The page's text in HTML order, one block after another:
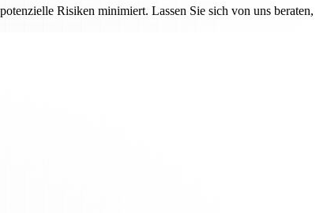
Risiken minimiert. Lassen Sie sich von uns beraten,